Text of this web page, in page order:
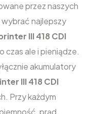
przez naszych
najlepszy
III 418 CDI
czas ale i pieniądze.
akumulatory
III 418 CDI
Przy każdym
prąd,